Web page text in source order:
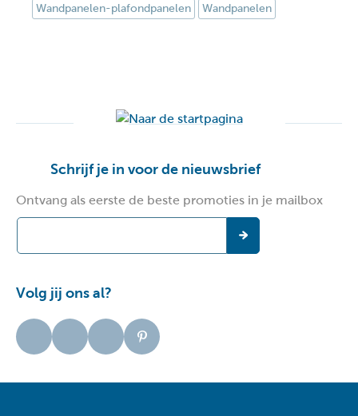
Wandpanelen-plafondpanelen Wandpanelen
Schrijf je in voor de nieuwsbrief
Ontvang als eerste de beste promoties in je mailbox
Volg jij ons al?